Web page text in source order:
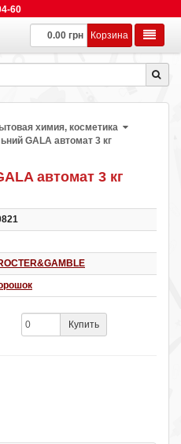
60
0.00 грн Корзина
химия, косметика
GALA автомат 3 кг
автомат 3 кг
Купить